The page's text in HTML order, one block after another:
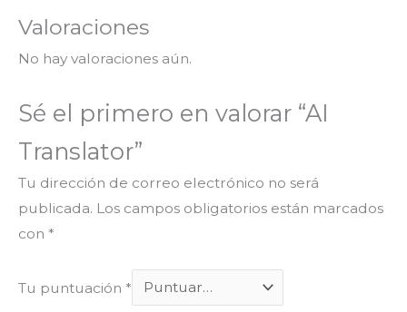
Valoraciones
No hay valoraciones aún.
Sé el primero en valorar “AI
Translator”
Tu dirección de correo electrónico no será
publicada. Los campos obligatorios están marcados
con *
Tu puntuación *